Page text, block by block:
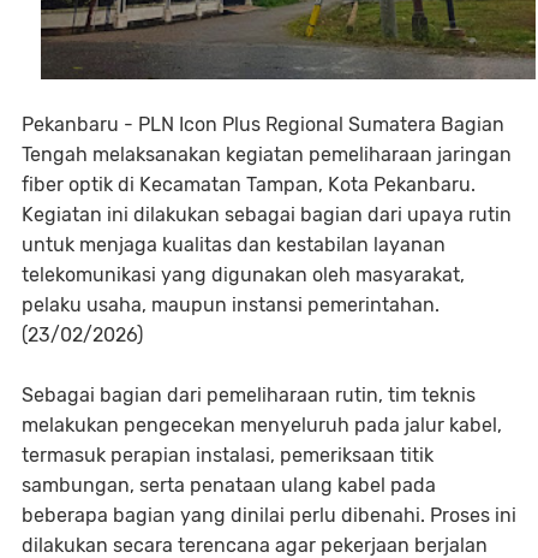
Pekanbaru - PLN Icon Plus Regional Sumatera Bagian
Tengah melaksanakan kegiatan pemeliharaan jaringan
fiber optik di Kecamatan Tampan, Kota Pekanbaru.
Kegiatan ini dilakukan sebagai bagian dari upaya rutin
untuk menjaga kualitas dan kestabilan layanan
telekomunikasi yang digunakan oleh masyarakat,
pelaku usaha, maupun instansi pemerintahan.
(23/02/2026)
Sebagai bagian dari pemeliharaan rutin, tim teknis
melakukan pengecekan menyeluruh pada jalur kabel,
termasuk perapian instalasi, pemeriksaan titik
sambungan, serta penataan ulang kabel pada
beberapa bagian yang dinilai perlu dibenahi. Proses ini
dilakukan secara terencana agar pekerjaan berjalan